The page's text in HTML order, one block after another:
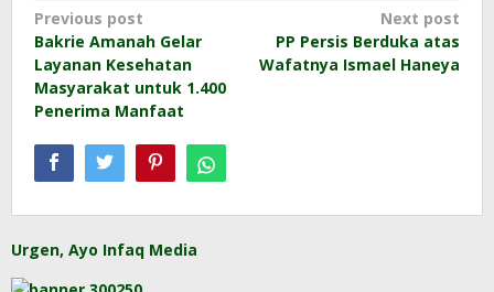
Post
navigation
Previous post
Bakrie Amanah Gelar
Layanan Kesehatan
Masyarakat untuk 1.400
Penerima Manfaat
Next post
PP Persis Berduka atas
Wafatnya Ismael Haneya
Urgen, Ayo Infaq Media